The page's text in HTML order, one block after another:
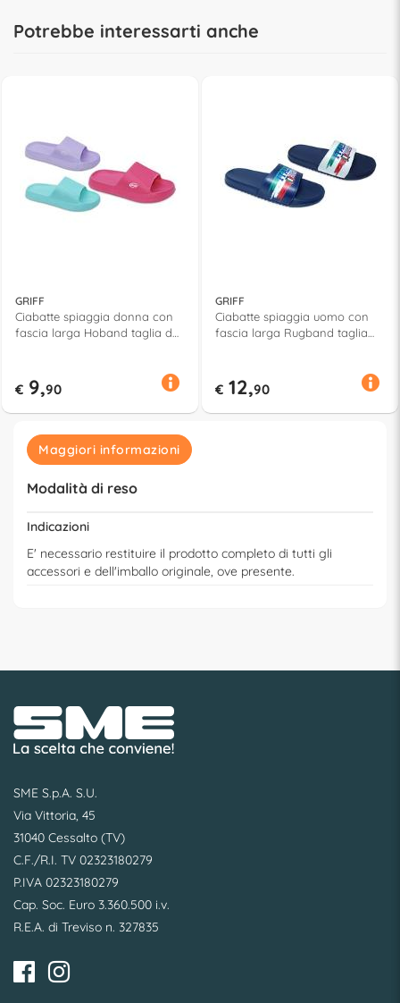
Potrebbe interessarti anche
GRIFF
Ciabatte spiaggia donna con
fascia larga Hoband taglia da
€ 9,90
GRIFF
Ciabatte spiaggia uomo con
fascia larga Rugband taglia
€ 12,90
Maggiori informazioni
Modalità di reso
Indicazioni
E' necessario restituire il prodotto completo di tutti gli
accessori e dell'imballo originale, ove presente.
SME S.p.A. S.U.
Via Vittoria, 45
31040 Cessalto (TV)
C.F./R.I. TV 02323180279
P.IVA 02323180279
Cap. Soc. Euro 3.360.500 i.v.
R.E.A. di Treviso n. 327835